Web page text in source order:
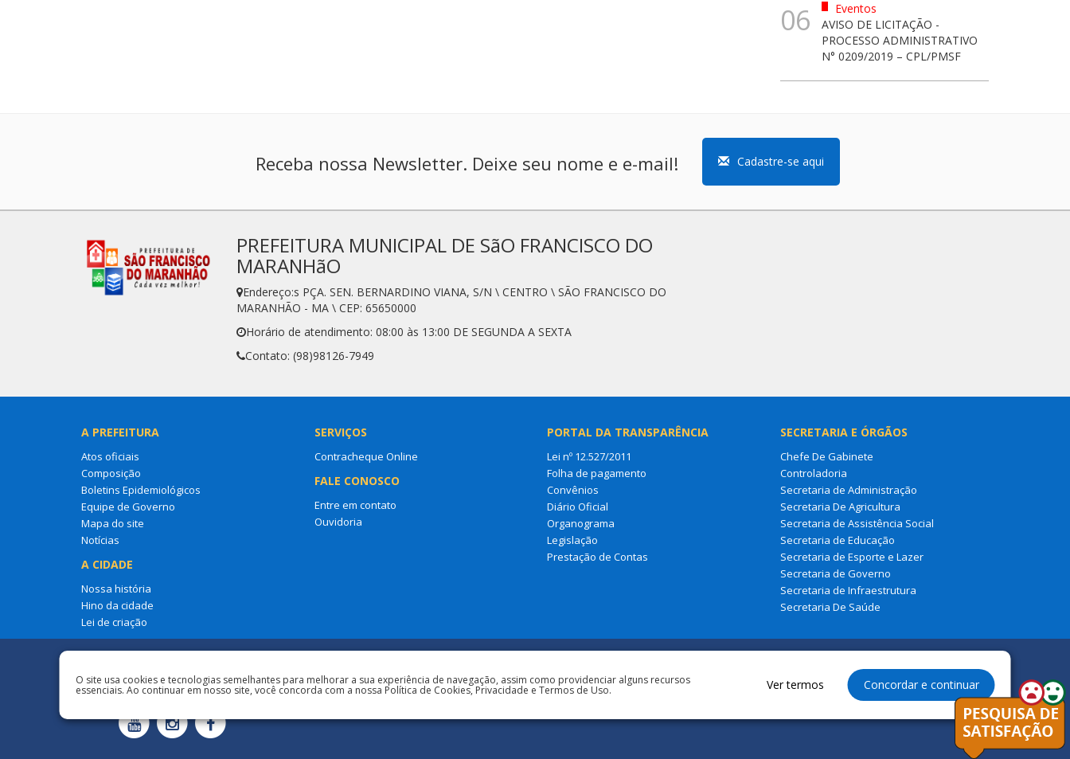
06
Eventos
AVISO DE LICITAÇÃO -
PROCESSO ADMINISTRATIVO
N° 0209/2019 – CPL/PMSF
Receba nossa Newsletter. Deixe seu nome e e-mail! Cadastre-se aqui
PREFEITURA MUNICIPAL DE SãO FRANCISCO DO
MARANHãO
Endereço:s PÇA. SEN. BERNARDINO VIANA, S/N \ CENTRO \ SÃO FRANCISCO DO
MARANHÃO - MA \ CEP: 65650000
Horário de atendimento: 08:00 às 13:00 DE SEGUNDA A SEXTA
Contato: (98)98126-7949
A PREFEITURA
Atos oficiais
Composição
Boletins Epidemiológicos
Equipe de Governo
Mapa do site
Notícias
A CIDADE
Nossa história
Hino da cidade
Lei de criação
SERVIÇOS
Contracheque Online
FALE CONOSCO
Entre em contato
Ouvidoria
PORTAL DA TRANSPARÊNCIA
Lei nº 12.527/2011
Folha de pagamento
Convênios
Diário Oficial
Organograma
Legislação
Prestação de Contas
SECRETARIA E ÓRGÃOS
Chefe De Gabinete
Controladoria
Secretaria de Administração
Secretaria De Agricultura
Secretaria de Assistência Social
Secretaria de Educação
Secretaria de Esporte e Lazer
Secretaria de Governo
Secretaria de Infraestrutura
Secretaria De Saúde
Redes Sociais Todos os direitos reservados à Prefeitura Municipal de São Francisco Do Maranhão
O site usa cookies e tecnologias semelhantes para melhorar a sua experiência de navegação, assim como providenciar alguns recursos
essenciais. Ao continuar em nosso site, você concorda com a nossa Política de Cookies, Privacidade e Termos de Uso. Ver termos Concordar e continuar